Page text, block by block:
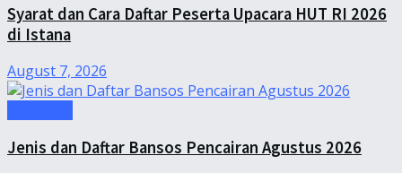
Syarat dan Cara Daftar Peserta Upacara HUT RI 2026
di Istana
August 7, 2026
Jenis dan Daftar Bansos Pencairan Agustus 2026